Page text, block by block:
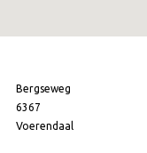
Bergseweg
6367
Voerendaal